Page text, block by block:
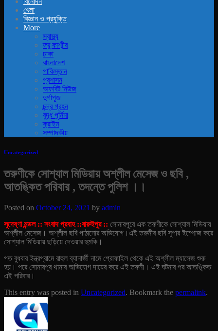
খেলা
বিজ্ঞান ও প্রযুক্তি
More
স্বাস্থ্য
জ্ম্মু কাশ্মীর
ঢাকা
বাংলাদেশ
পাকিস্তান
প্রশাসন
অফবিট নিউজ
দুর্গাপূজ
চন্দ্র গ্রহন
বুদ্ধ পূর্নিমা
ক্রাইম
সম্পাদকীয়
Uncategorized
তরুণীকে সোশ্যাল মিডিয়ায় অশ্লীল মেসেজ ও ছবি ,
আতঙ্কিত পরিবার , তদন্তে পুলিশ ।।
Posted on October 24, 2021 by admin
সুদেষ্ণা মন্ডল :: সংবাদ প্রবাহ ::বারুইপুর :: সোনারপুরে এক তরুণীকে সোশ্যাল মিডিয়ায়
অশ্লীল মেসেজ। অশ্লীল ছবি পাঠানোর অভিযোগ।এই তরুনীর ছবি সুপার ইম্পোজ করে
সোশ্যাল মিডিয়ায় ছড়িয়ে দেওয়ার হুমকি।
গত বুধবার ইন্ত্রগ্রামে রাহুল ব্যানার্জী নামে প্রোফাইল থেকে এই অশ্লীল ম্যাসেজ শুরু
হয়। পরে সোনারপুর থানার অভিযোগ দায়ের করে এই তরুনী। এই ঘটনার পর আতঙ্কিত
এই পরিবার।
This entry was posted in Uncategorized. Bookmark the permalink.